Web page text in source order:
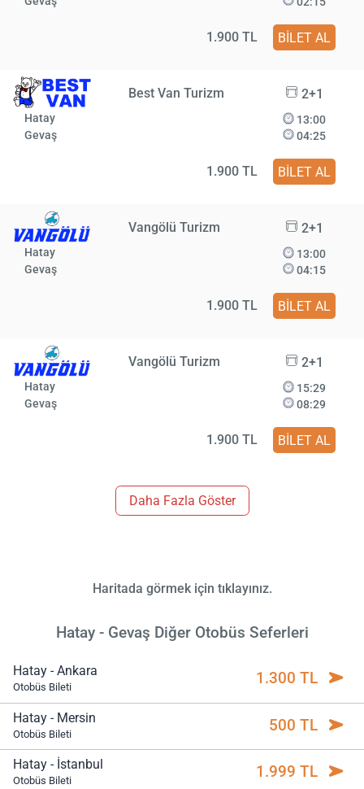
1.900 TL BİLET AL
Best Van Turizm 2+1
Hatay
Gevaş
13:00
04:25
1.900 TL BİLET AL
Vangölü Turizm 2+1
Hatay
Gevaş
13:00
04:15
1.900 TL BİLET AL
Vangölü Turizm 2+1
Hatay
Gevaş
15:29
08:29
1.900 TL BİLET AL
Daha Fazla Göster
Haritada görmek için tıklayınız.
Hatay - Gevaş Diğer Otobüs Seferleri
Hatay - Ankara
Otobüs Bileti 1.300 TL
Hatay - Mersin
Otobüs Bileti 500 TL
Hatay - İstanbul
Otobüs Bileti 1.999 TL